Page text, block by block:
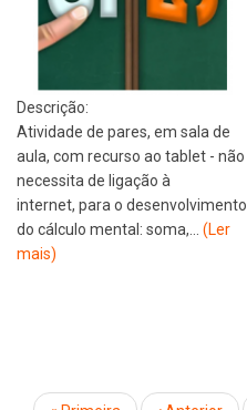
Descrição:
Atividade de pares, em sala de
aula, com recurso ao tablet - não
necessita de ligação à
internet, para o desenvolvimento
do cálculo mental: soma,… (Ler
mais)